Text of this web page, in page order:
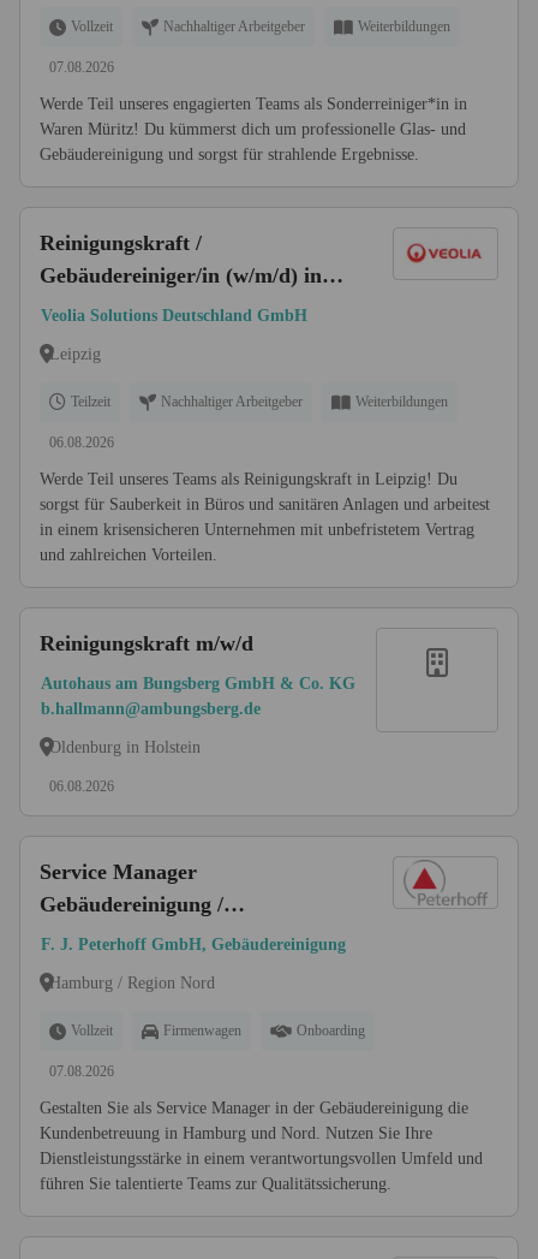
Vollzeit Nachhaltiger Arbeitgeber Weiterbildungen
07.08.2026
Werde Teil unseres engagierten Teams als Sonderreiniger*in in
Waren Müritz! Du kümmerst dich um professionelle Glas- und
Gebäudereinigung und sorgst für strahlende Ergebnisse.
Reinigungskraft /
Gebäudereiniger/in (w/m/d) in
Leipzig
Veolia Solutions Deutschland GmbH
Leipzig
Teilzeit Nachhaltiger Arbeitgeber Weiterbildungen
06.08.2026
Werde Teil unseres Teams als Reinigungskraft in Leipzig! Du
sorgst für Sauberkeit in Büros und sanitären Anlagen und arbeitest
in einem krisensicheren Unternehmen mit unbefristetem Vertrag
und zahlreichen Vorteilen.
Reinigungskraft m/w/d
Autohaus am Bungsberg GmbH & Co. KG
b.hallmann@ambungsberg.de
Oldenburg in Holstein
06.08.2026
Service Manager
Gebäudereinigung /
Kundenbetreuung (m/w/d)
F. J. Peterhoff GmbH, Gebäudereinigung
Hamburg / Region Nord
Vollzeit Firmenwagen Onboarding
07.08.2026
Gestalten Sie als Service Manager in der Gebäudereinigung die
Kundenbetreuung in Hamburg und Nord. Nutzen Sie Ihre
Dienstleistungsstärke in einem verantwortungsvollen Umfeld und
führen Sie talentierte Teams zur Qualitätssicherung.